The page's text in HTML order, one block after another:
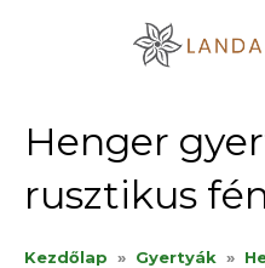
Henger
rusztikus
Kezdőlap » Gyertyák »